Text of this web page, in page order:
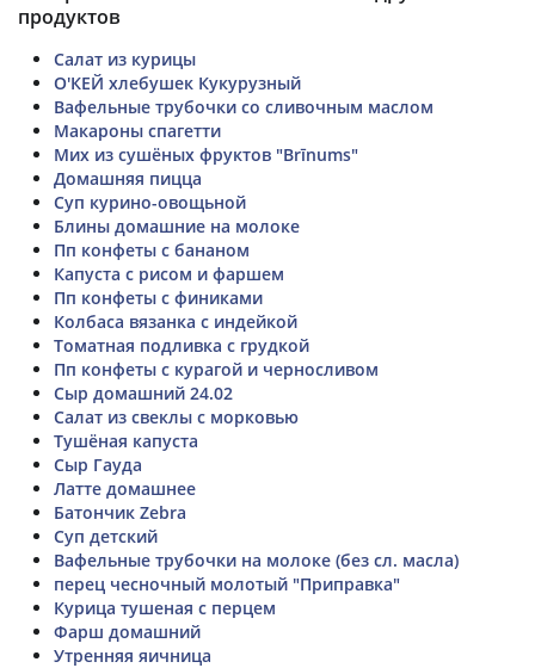
продуктов
Салат из курицы
О'КЕЙ хлебушек Кукурузный
Вафельные трубочки со сливочным маслом
Макароны спагетти
Мих из сушёных фруктов "Brīnums"
Домашняя пицца
Суп курино-овощьной
Блины домашние на молоке
Пп конфеты с бананом
Капуста с рисом и фаршем
Пп конфеты с финиками
Колбаса вязанка с индейкой
Томатная подливка с грудкой
Пп конфеты с курагой и черносливом
Сыр домашний 24.02
Салат из свеклы с морковью
Тушёная капуста
Сыр Гауда
Латте домашнее
Батончик Zebra
Суп детский
Вафельные трубочки на молоке (без сл. масла)
перец чесночный молотый "Приправка"
Курица тушеная с перцем
Фарш домашний
Утренняя яичница